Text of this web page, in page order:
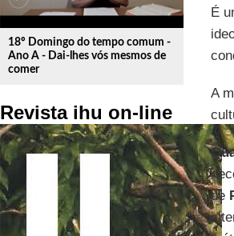
18º Domingo do tempo comum -
Ano A - Dai-lhes vós mesmos de
comer
Revista ihu on-line
É
A
de